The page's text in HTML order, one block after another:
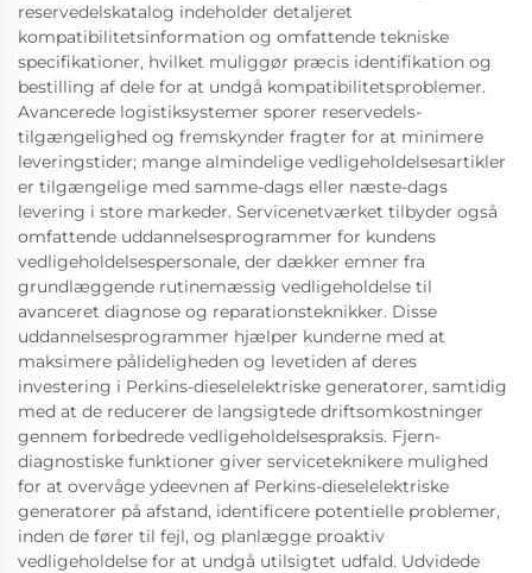
reservedelskatalog indeholder detaljeret
kompatibilitetsinformation og omfattende tekniske
specifikationer, hvilket muliggør præcis identifikation og
bestilling af dele for at undgå kompatibilitetsproblemer.
Avancerede logistiksystemer sporer reservedels-
tilgængelighed og fremskynder fragter for at minimere
leveringstider; mange almindelige vedligeholdelsesartikler
er tilgængelige med samme-dags eller næste-dags
levering i store markeder. Servicenetværket tilbyder også
omfattende uddannelsesprogrammer for kundens
vedligeholdelsespersonale, der dækker emner fra
grundlæggende rutinemæssig vedligeholdelse til
avanceret diagnose og reparationsteknikker. Disse
uddannelsesprogrammer hjælper kunderne med at
maksimere pålideligheden og levetiden af deres
investering i Perkins-dieselelektriske generatorer, samtidig
med at de reducerer de langsigtede driftsomkostninger
gennem forbedrede vedligeholdelsespraksis. Fjern-
diagnostiske funktioner giver serviceteknikere mulighed
for at overvåge ydeevnen af Perkins-dieselelektriske
generatorer på afstand, identificere potentielle problemer,
inden de fører til fejl, og planlægge proaktiv
vedligeholdelse for at undgå utilsigtet udfald. Udvidede